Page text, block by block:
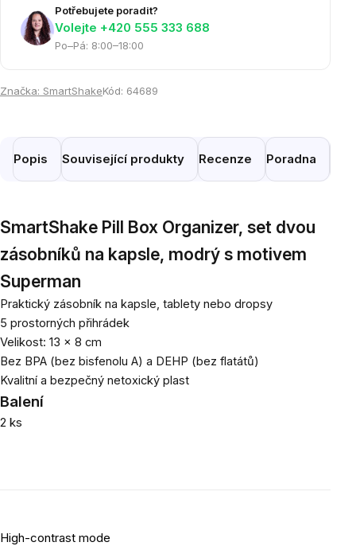
Potřebujete poradit?
Volejte ‭+420 555 333 688
Po–Pá: 8:00–18:00
Značka: SmartShakeKód: 64689
Popis Související produkty Recenze Poradna
SmartShake Pill Box Organizer, set dvou
zásobníků na kapsle, modrý s motivem
Superman
Praktický zásobník na kapsle, tablety nebo dropsy
5 prostorných přihrádek
Velikost: 13 x 8 cm
Bez BPA (bez bisfenolu A) a DEHP (bez flatátů)
Kvalitní a bezpečný netoxický plast
Balení
2 ks
High-contrast mode